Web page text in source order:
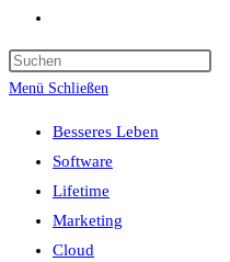
umschalten
Menü Schließen
Besseres Leben
Software
Lifetime
Marketing
Cloud